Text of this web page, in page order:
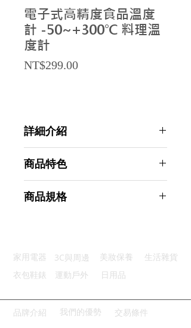
電子式高精度食品溫度
計 -50~+300℃ 料理溫
度計
NT$299.00Price
詳細介紹
商品特色
高精準度：即時讀取溫度快速準確
商品規格
主要材質：不鏽鋼、塑料
商品尺寸：26*3*2cm
產地名稱：中國大陸
代理商：亞桓有限公司
家用電器 3C與周邊 美妝保養
生活雜貨
衣包鞋錶
運動戶外 日用品
品牌介紹 我們的優勢 交易條件